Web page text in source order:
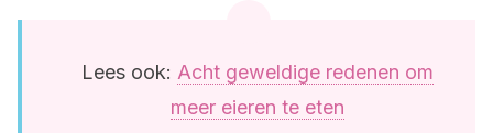
Lees ook: Acht geweldige redenen om
meer eieren te eten